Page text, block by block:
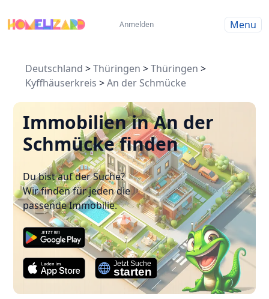
Anmelden Menu
Deutschland >Thüringen >Thüringen >
Kyffhäuserkreis >An der Schmücke
Immobilien in An der
Schmücke finden
Du bist auf der Suche?
Wir finden für jeden die
passende Immobilie.